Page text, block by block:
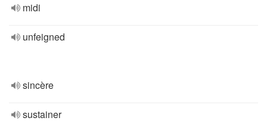
midi
unfeigned
sincère
sustainer